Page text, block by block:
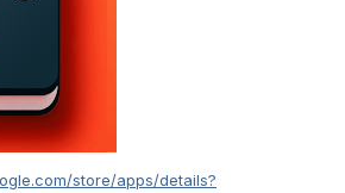
store/apps/details?